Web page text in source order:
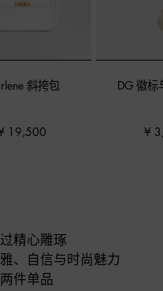
斜挎包
19,500
DG 徽标
¥
精心雕琢
、自信与时尚魅力
件单品